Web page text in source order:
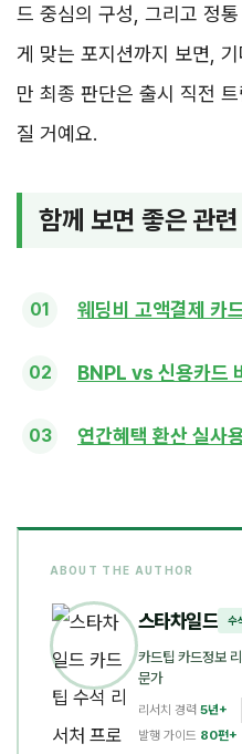
드 중심의 구성, 그리고 정
게 맞는 포지션까지 보면,
만 최종 판단은 출시 직전
질 거예요.
함께 보면 좋은 관
웨딩비 고액결제 카
BNPL vs 신용카드
연간혜택 환산 실사
ABOUT THE AUTHOR
스타차일드 수
카드팁 카드정보
문가
리서치 경력 5년+
발행 가이드 80편+